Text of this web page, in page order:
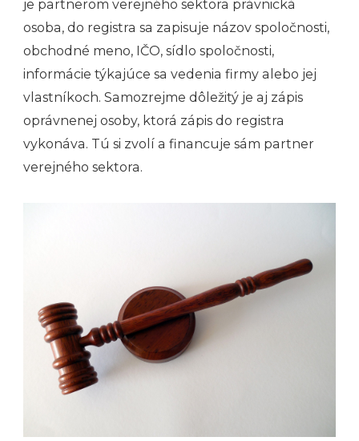
je partnerom verejného sektora právnická
osoba, do registra sa zapisuje názov spoločnosti,
obchodné meno, IČO, sídlo spoločnosti,
informácie týkajúce sa vedenia firmy alebo jej
vlastníkoch. Samozrejme dôležitý je aj zápis
oprávnenej osoby, ktorá zápis do registra
vykonáva. Tú si zvolí a financuje sám partner
verejného sektora.